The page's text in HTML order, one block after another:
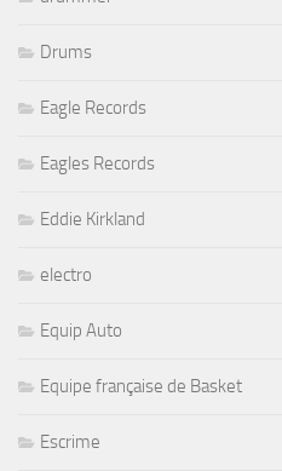
Drums
Eagle Records
Eagles Records
Eddie Kirkland
electro
Equip Auto
Equipe française de Basket
Escrime